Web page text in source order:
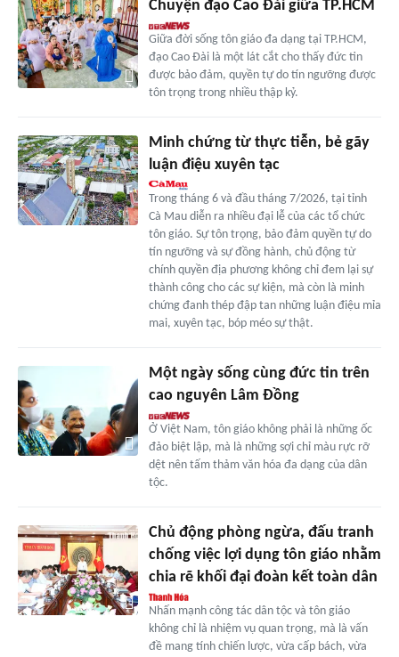
Chuyện đạo Cao Đài giữa TP.HCM
Giữa đời sống tôn giáo đa dạng tại TP.HCM,
đạo Cao Đài là một lát cắt cho thấy đức tin
được bảo đảm, quyền tự do tín ngưỡng được
tôn trọng trong nhiều thập kỷ.
Minh chứng từ thực tiễn, bẻ gãy
luận điệu xuyên tạc
Trong tháng 6 và đầu tháng 7/2026, tại tỉnh
Cà Mau diễn ra nhiều đại lễ của các tổ chức
tôn giáo. Sự tôn trọng, bảo đảm quyền tự do
tín ngưỡng và sự đồng hành, chủ động từ
chính quyền địa phương không chỉ đem lại sự
thành công cho các sự kiện, mà còn là minh
chứng đanh thép đập tan những luận điệu mỉa
mai, xuyên tạc, bóp méo sự thật.
Một ngày sống cùng đức tin trên
cao nguyên Lâm Đồng
Ở Việt Nam, tôn giáo không phải là những ốc
đảo biệt lập, mà là những sợi chỉ màu rực rỡ
dệt nên tấm thảm văn hóa đa dạng của dân
tộc.
Chủ động phòng ngừa, đấu tranh
chống việc lợi dụng tôn giáo nhằm
chia rẽ khối đại đoàn kết toàn dân
Nhấn mạnh công tác dân tộc và tôn giáo
không chỉ là nhiệm vụ quan trọng, mà là vấn
đề mang tính chiến lược, vừa cấp bách, vừa